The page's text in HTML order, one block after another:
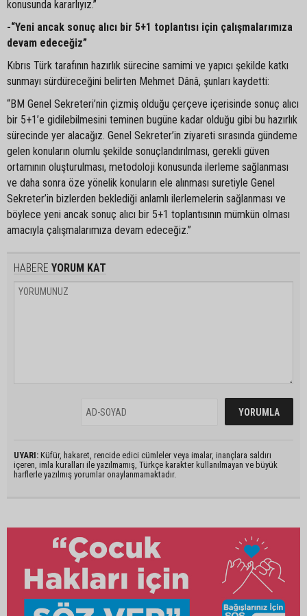
konusunda kararlıyız.”
-“Yeni ancak sonuç alıcı bir 5+1 toplantısı için çalışmalarımıza
devam edeceğiz”
Kıbrıs Türk tarafının hazırlık sürecine samimi ve yapıcı şekilde katkı
sunmayı sürdüreceğini belirten Mehmet Dânâ, şunları kaydetti:
“BM Genel Sekreteri’nin çizmiş olduğu çerçeve içerisinde sonuç alıcı
bir 5+1’e gidilebilmesini teminen bugüne kadar olduğu gibi bu hazırlık
sürecinde yer alacağız. Genel Sekreter’in ziyareti sırasında gündeme
gelen konuların olumlu şekilde sonuçlandırılması, gerekli güven
ortamının oluşturulması, metodoloji konusunda ilerleme sağlanması
ve daha sonra öze yönelik konuların ele alınması suretiyle Genel
Sekreter’in bizlerden beklediği anlamlı ilerlemelerin sağlanması ve
böylece yeni ancak sonuç alıcı bir 5+1 toplantısının mümkün olması
amacıyla çalışmalarımıza devam edeceğiz.”
HABERE YORUM KAT
UYARI: Küfür, hakaret, rencide edici cümleler veya imalar, inançlara saldırı
içeren, imla kuralları ile yazılmamış, Türkçe karakter kullanılmayan ve büyük
harflerle yazılmış yorumlar onaylanmamaktadır.